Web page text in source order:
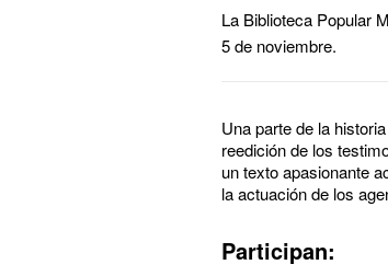
La Biblioteca Popular
5 de noviembre.
Una parte de la
reedición de los
un texto apasionante
la actuación de los
Participan: